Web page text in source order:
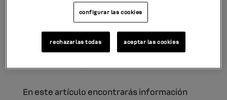
Los vehículos actuales pueden avisarte de
que hay querevisar el aceite del coche, pero
también es posible hacer una supervisión
En este artículo encontrarás información
configurar las cookies
rechazarlas todas aceptar las cookies